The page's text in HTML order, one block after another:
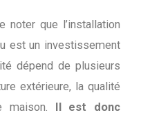
noter que l’installation
est un investissement
dépend de plusieurs
extérieure, la qualité
Il est donc